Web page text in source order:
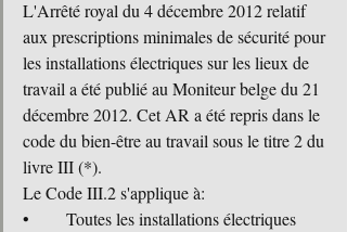
L'Arrêté royal du 4 décembre 2012 relatif
aux prescriptions minimales de sécurité pour
les installations électriques sur les lieux de
travail a été publié au Moniteur belge du 21
décembre 2012. Cet AR a été repris dans le
code du bien-être au travail sous le titre 2 du
livre III (*).
Le Code III.2 s'applique à:
•	Toutes les installations électriques